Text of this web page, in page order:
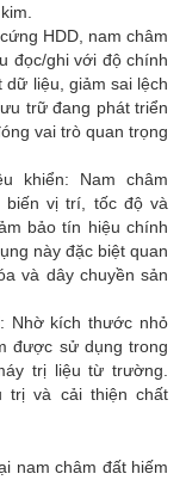
HDD, nam châm
đọc/ghi với độ chính
liệu, giảm sai lệch
trữ đang phát triển
vai trò quan trọng
khiển: Nam châm
biến vị trí, tốc độ và
bảo tín hiệu chính
này đặc biệt quan
và dây chuyền sản
Nhờ kích thước nhỏ
được sử dụng trong
trị liệu từ trường.
trị và cải thiện chất
nam châm đất hiếm